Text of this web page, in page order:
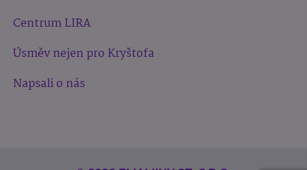
Centrum LIRA
Úsměv nejen pro Kryštofa
Napsali o nás